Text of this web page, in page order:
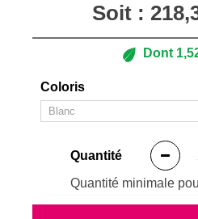
Soit :
Dont
Coloris
Quantité
Quantité minimale